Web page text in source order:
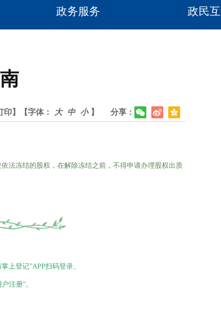
政务服务 政民
分享：
印】 【字体： 大 中 小 】
法冻结的股权，在解除冻结之前，不得申请办理股权出质
上登记”APP扫码登录。
注册”。